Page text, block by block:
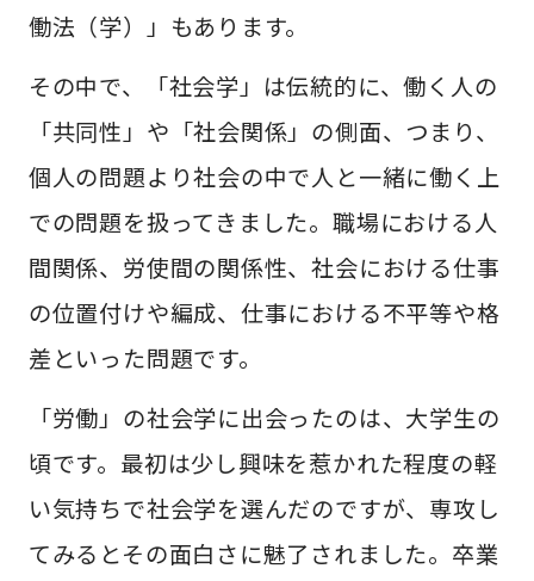
働法（学）」もあります。
その中で、「社会学」は伝統的に、働く人の
「共同性」や「社会関係」の側面、つまり、
個人の問題より社会の中で人と一緒に働く上
での問題を扱ってきました。職場における人
間関係、労使間の関係性、社会における仕事
の位置付けや編成、仕事における不平等や格
差といった問題です。
「労働」の社会学に出会ったのは、大学生の
頃です。最初は少し興味を惹かれた程度の軽
い気持ちで社会学を選んだのですが、専攻し
てみるとその面白さに魅了されました。卒業